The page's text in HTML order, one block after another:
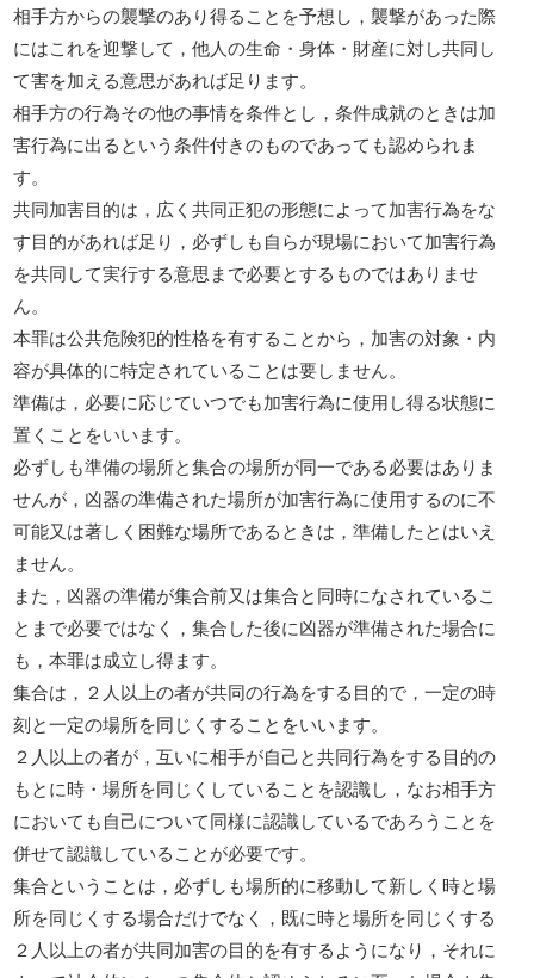
相手方からの襲撃のあり得ることを予想し，襲撃があった際
にはこれを迎撃して，他人の生命・身体・財産に対し共同し
て害を加える意思があれば足ります。
相手方の行為その他の事情を条件とし，条件成就のときは加
害行為に出るという条件付きのものであっても認められま
す。
共同加害目的は，広く共同正犯の形態によって加害行為をな
す目的があれば足り，必ずしも自らが現場において加害行為
を共同して実行する意思まで必要とするものではありませ
ん。
本罪は公共危険犯的性格を有することから，加害の対象・内
容が具体的に特定されていることは要しません。
準備は，必要に応じていつでも加害行為に使用し得る状態に
置くことをいいます。
必ずしも準備の場所と集合の場所が同一である必要はありま
せんが，凶器の準備された場所が加害行為に使用するのに不
可能又は著しく困難な場所であるときは，準備したとはいえ
ません。
また，凶器の準備が集合前又は集合と同時になされているこ
とまで必要ではなく，集合した後に凶器が準備された場合に
も，本罪は成立し得ます。
集合は，２人以上の者が共同の行為をする目的で，一定の時
刻と一定の場所を同じくすることをいいます。
２人以上の者が，互いに相手が自己と共同行為をする目的の
もとに時・場所を同じくしていることを認識し，なお相手方
においても自己について同様に認識しているであろうことを
併せて認識していることが必要です。
集合ということは，必ずしも場所的に移動して新しく時と場
所を同じくする場合だけでなく，既に時と場所を同じくする
２人以上の者が共同加害の目的を有するようになり，それに